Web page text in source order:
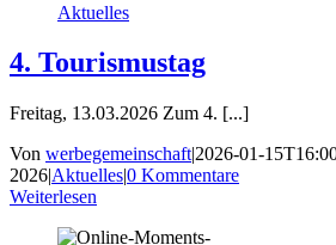
Aktuelles
4. Tourismustag
Freitag, 13.03.2026 Zum 4. [...]
Von werbegemeinschaft|2026-01-
2026|Aktuelles|0 Kommentare
Weiterlesen